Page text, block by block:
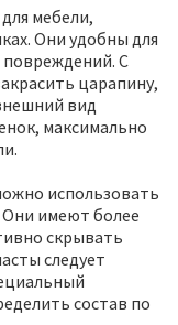
мебели,
Они удобны для
повреждений. С
царапину,
вид
максимально
использовать
Они имеют более
скрывать
следует
состав по